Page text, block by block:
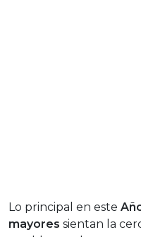
Lo principal en este
mayores sientan la